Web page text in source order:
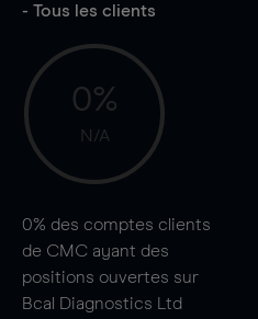
- Tous les clients
0%
N/A
0% des comptes clients
de CMC ayant des
positions ouvertes sur
Bcal Diagnostics Ltd